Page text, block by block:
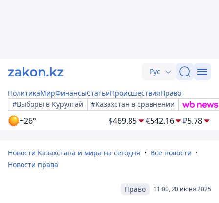
Рус
ПолитикаМирФинансыСтатьиПроисшествияПраво
#Выборы в Курултай
#Казахстан в сравнении
+26° $469.85 €542.16 ₽5.78
Новости Казахстана и мира на сегодня
Все новости
Новости права
11:00, 20 июня 2025
Право